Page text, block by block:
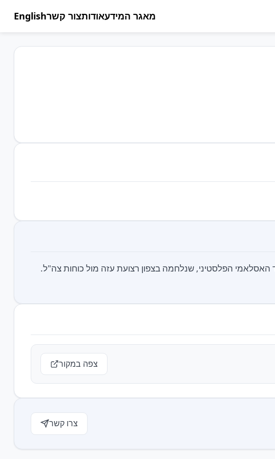
מאגר המידעאודותצור קשרEnglish
הפלסטיני, שנלחמה בצפון רצועת עזה מול כוחות צה"ל.
צפה במקור
צרו קשר